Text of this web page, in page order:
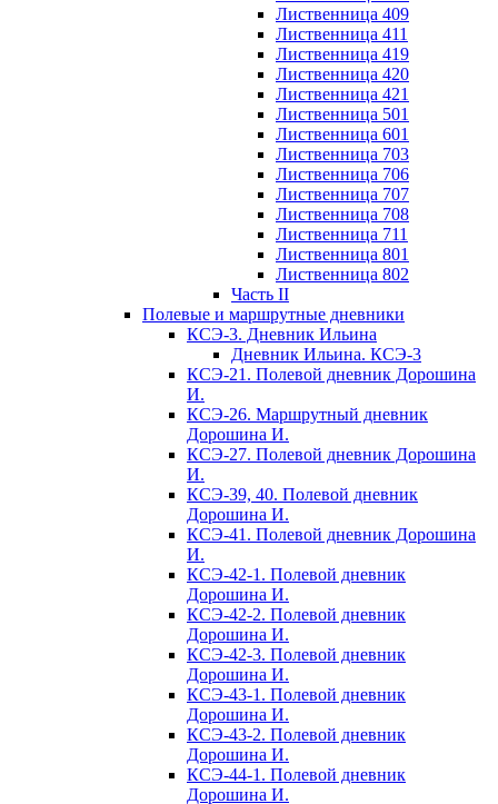
Лиственница 409
Лиственница 411
Лиственница 419
Лиственница 420
Лиственница 421
Лиственница 501
Лиственница 601
Лиственница 703
Лиственница 706
Лиственница 707
Лиственница 708
Лиственница 711
Лиственница 801
Лиственница 802
Часть II
Полевые и маршрутные дневники
КСЭ-3. Дневник Ильина
Дневник Ильина. КСЭ-3
КСЭ-21. Полевой дневник Дорошина
И.
КСЭ-26. Маршрутный дневник
Дорошина И.
КСЭ-27. Полевой дневник Дорошина
И.
КСЭ-39, 40. Полевой дневник
Дорошина И.
КСЭ-41. Полевой дневник Дорошина
И.
КСЭ-42-1. Полевой дневник
Дорошина И.
КСЭ-42-2. Полевой дневник
Дорошина И.
КСЭ-42-3. Полевой дневник
Дорошина И.
КСЭ-43-1. Полевой дневник
Дорошина И.
КСЭ-43-2. Полевой дневник
Дорошина И.
КСЭ-44-1. Полевой дневник
Дорошина И.